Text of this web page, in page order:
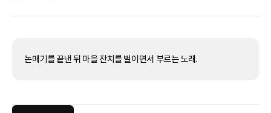
논매기를 끝낸 뒤 마을 잔치를 벌이면서 부르는 노래.